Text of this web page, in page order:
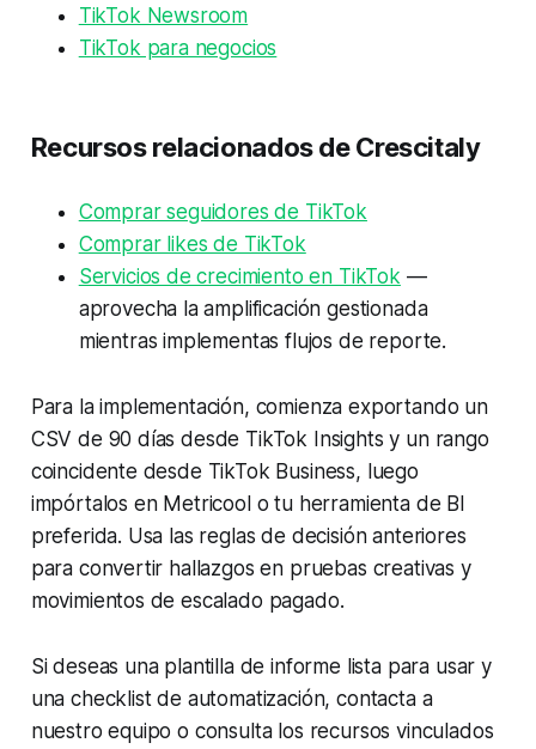
TikTok Newsroom
TikTok para negocios
Recursos relacionados de Crescitaly
Comprar seguidores de TikTok
Comprar likes de TikTok
Servicios de crecimiento en TikTok—
aprovecha la amplificación gestionada
mientras implementas flujos de reporte.
Para la implementación, comienza exportando un
CSV de 90 días desde TikTok Insights y un rango
coincidente desde TikTok Business, luego
impórtalos en Metricool o tu herramienta de BI
preferida. Usa las reglas de decisión anteriores
para convertir hallazgos en pruebas creativas y
movimientos de escalado pagado.
Si deseas una plantilla de informe lista para usar y
una checklist de automatización, contacta a
nuestro equipo o consulta los recursos vinculados